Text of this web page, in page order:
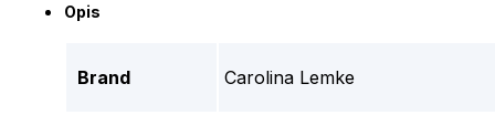
Opis
Brand Carolina Lemke